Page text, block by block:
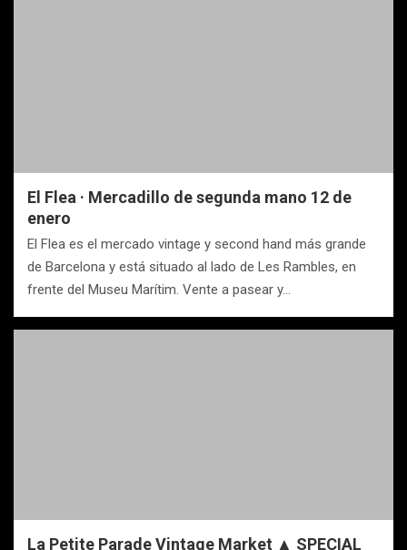
El Flea · Mercadillo de segunda mano 12 de
enero
El Flea es el mercado vintage y second hand más grande
de Barcelona y está situado al lado de Les Rambles, en
frente del Museu Marítim. Vente a pasear y…
La Petite Parade Vintage Market ▲ SPECIAL